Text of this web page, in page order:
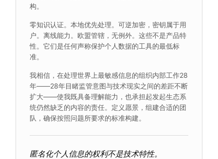
构。
零知识认证。本地优先处理。可逆加密，密钥属于用
户。离线能力。欧盟管辖，无例外。这些不是产品特
性。它们是任何声称保护个人数据的工具的最低标
准。
我相信，在处理世界上最敏感信息的组织内部工作28
年——28年目睹监管意图与技术现实之间的差距不断
扩大——使我既具备理解能力，也承担起发起生态系
统仍然缺乏的内容的责任。定义愿景，组建合适的团
队，确保按照问题所要求的标准构建。
匿名化个人信息的权利不是技术特性。